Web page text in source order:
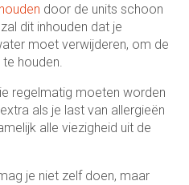
door de units schoon
dit inhouden dat je
moet verwijderen, om de
houden.
regelmatig moeten worden
als je last van allergieën
alle viezigheid uit de
je niet zelf doen, maar